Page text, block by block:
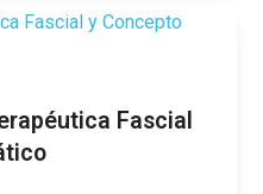
Fascial